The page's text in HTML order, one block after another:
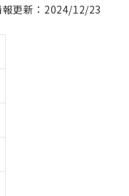
報更新：2024/12/23